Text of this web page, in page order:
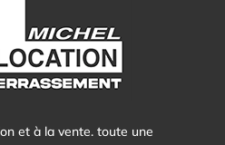
et à la vente. toute une